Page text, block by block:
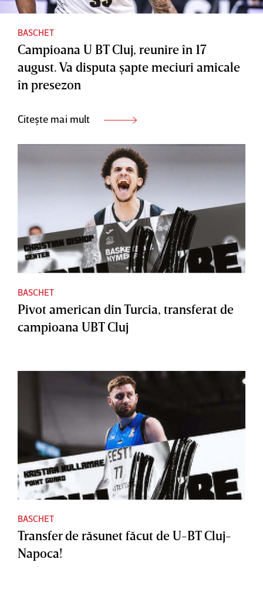
BASCHET
Campioana U BT Cluj, reunire în 17
august. Va disputa şapte meciuri amicale
în presezon
Citește mai mult
BASCHET
Pivot american din Turcia, transferat de
campioana UBT Cluj
BASCHET
Transfer de răsunet făcut de U-BT Cluj-
Napoca!